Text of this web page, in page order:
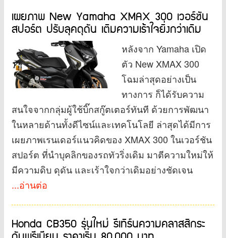
เผยภาพ New Yamaha XMAX 300 เวอร์ชัน
สปอร์ต ปรับลุคดุดัน เติมความเร้าใจยิ่งกว่าเดิม
หลังจาก Yamaha เปิด
ตัว New XMAX 300
โฉมล่าสุดอย่างเป็น
ทางการ ก็ได้รับความ
สนใจจากกลุ่มผู้ใช้บิ๊กสกู๊ตเตอร์ทันที ด้วยการพัฒนา
ในหลายด้านทั้งดีไซน์และเทคโนโลยี ล่าสุดได้มีการ
เผยภาพเรนเดอร์แนวคิดของ XMAX 300 ในเวอร์ชัน
สปอร์ต ที่นำบุคลิกของรถทัวริ่งเดิม มาตีความใหม่ให้
มีความดิบ ดุดัน และเร้าใจกว่าเดิมอย่างชัดเจน
...อ่านต่อ
Honda CB350 รุ่นใหม่ รีเทิร์นความคลาสสิกระ